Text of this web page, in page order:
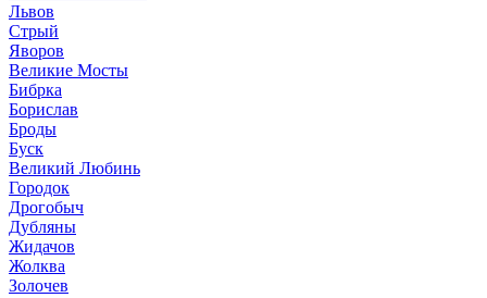
Львов
Стрый
Яворов
Великие Мосты
Бибрка
Борислав
Броды
Буск
Великий Любинь
Городок
Дрогобыч
Дубляны
Жидачов
Жолква
Золочев